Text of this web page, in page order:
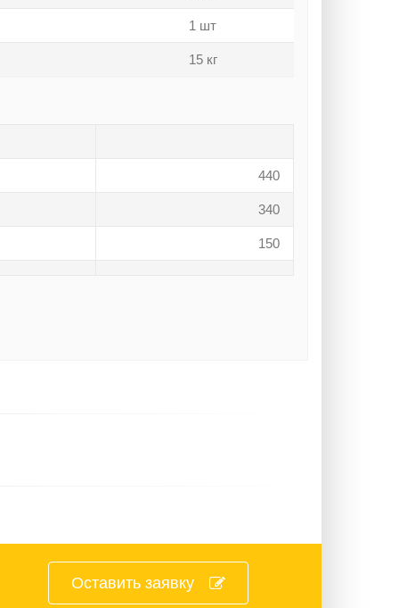
1 шт
15 кг
440
340
150
Оставить заявку